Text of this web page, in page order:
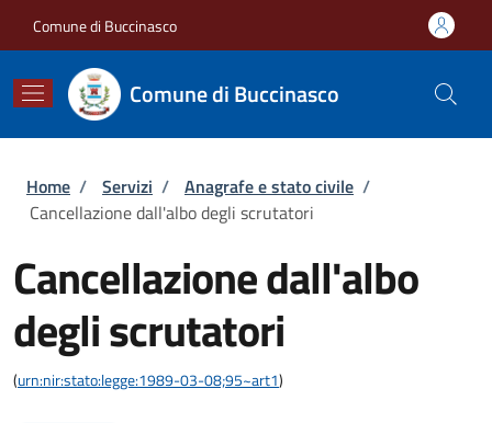
Comune di Buccinasco
Comune di Buccinasco
Briciole di pane
Home / Servizi / Anagrafe e stato civile /
Cancellazione dall'albo degli scrutatori
Cancellazione dall'albo
degli scrutatori
(urn:nir:stato:legge:1989-03-08;95~art1)